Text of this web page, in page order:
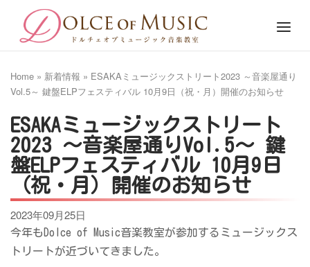
content
Home
Menu
Home » 新着情報 » ESAKAミュージックストリート2023 ～音楽屋通り
Vol.5～ 鍵盤ELPフェスティバル 10月9日（祝・月）開催のお知らせ
ESAKAミュージックストリート
2023 ～音楽屋通りVol.5～ 鍵
盤ELPフェスティバル 10月9日
（祝・月）開催のお知らせ
2023年09月25日
今年もDolce of Music音楽教室が参加するミュージックス
トリートが近づいてきました。